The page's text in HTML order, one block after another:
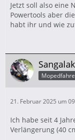
Jetzt soll also eine
Powertools aber
habt ihr und wie
21. Februar 2025 um
Ich habe seit 4
Verlängerung (40